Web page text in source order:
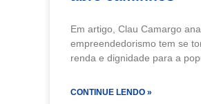
Em artigo, Clau Camargo
empreendedorismo tem se
renda e dignidade para a
CONTINUE LENDO »